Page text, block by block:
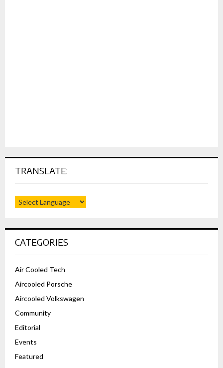
TRANSLATE:
CATEGORIES
Air Cooled Tech
Aircooled Porsche
Aircooled Volkswagen
Community
Editorial
Events
Featured